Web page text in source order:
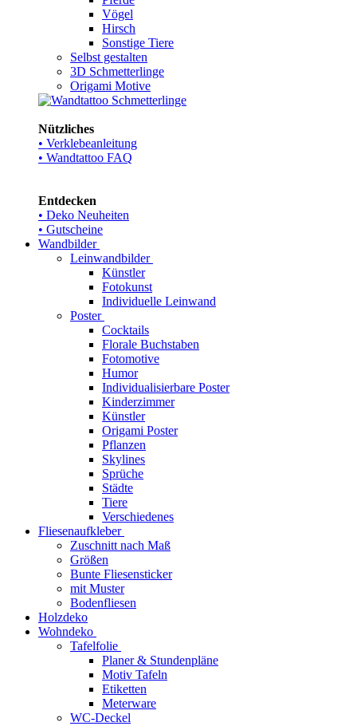
Vögel
Hirsch
Sonstige Tiere
Selbst gestalten
3D Schmetterlinge
Origami Motive
Nützliches
• Verklebeanleitung
• Wandtattoo FAQ
Entdecken
• Deko Neuheiten
• Gutscheine
Wandbilder
Leinwandbilder
Künstler
Fotokunst
Individuelle Leinwand
Poster
Cocktails
Florale Buchstaben
Fotomotive
Humor
Individualisierbare Poster
Kinderzimmer
Künstler
Origami Poster
Pflanzen
Skylines
Sprüche
Städte
Tiere
Verschiedenes
Fliesenaufkleber
Zuschnitt nach Maß
Größen
Bunte Fliesensticker
mit Muster
Bodenfliesen
Holzdeko
Wohndeko
Tafelfolie
Planer & Stundenpläne
Motiv Tafeln
Etiketten
Meterware
WC-Deckel